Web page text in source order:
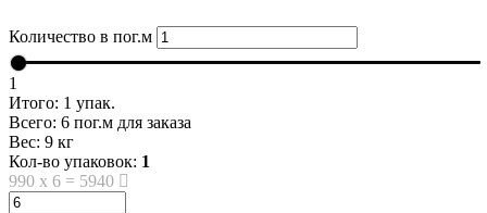
Количество в пог.м
1
Итого: 1 упак.
Всего: 6 пог.м для заказа
Вес: 9 кг
Кол-во упаковок: 1
990 x 6 = 5940